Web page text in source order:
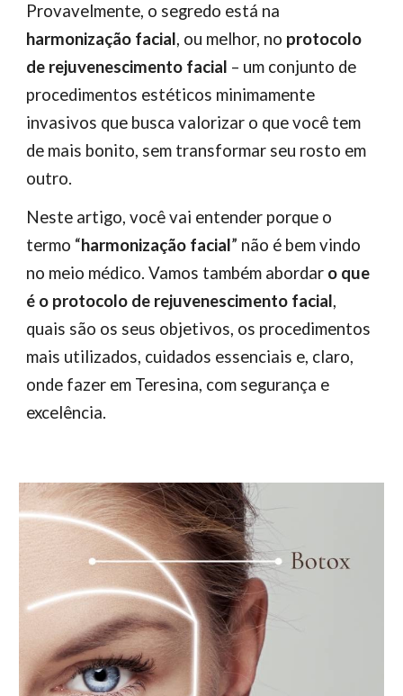
Provavelmente, o segredo está na
harmonização facial, ou melhor, no protocolo
de rejuvenescimento facial – um conjunto de
procedimentos estéticos minimamente
invasivos que busca valorizar o que você tem
de mais bonito, sem transformar seu rosto em
outro.
Neste artigo, você vai entender porque o
termo “harmonização facial” não é bem vindo
no meio médico. Vamos também abordar o que
é o protocolo de rejuvenescimento facial,
quais são os seus objetivos, os procedimentos
mais utilizados, cuidados essenciais e, claro,
onde fazer em Teresina, com segurança e
excelência.